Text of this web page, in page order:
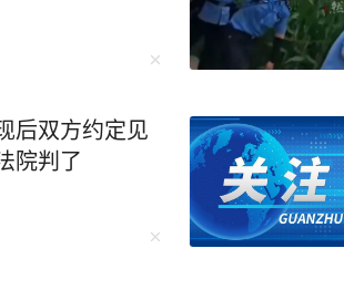
后双方约定见
院判了